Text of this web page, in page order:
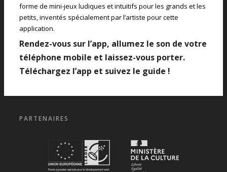
forme de mini-jeux ludiques et intuitifs pour les grands et les
petits, inventés spécialement par l’artiste pour cette
application.
Rendez-vous sur l’app, allumez le son de votre
téléphone mobile et laissez-vous porter.
Téléchargez l’app et suivez le guide !
PARTENAIRES